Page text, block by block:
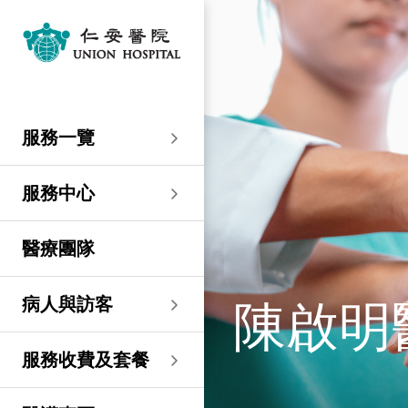
服務一覽
服務一覽
急症及門診
專科服務
專科服務
婦產科／生殖醫學
婦產科／生殖醫學
婦產科
生殖醫學科
外科
外科
乳房健康
泌尿外科
心胸肺外科
神經外科 (腦及脊椎)
整形外科
骨科
內科
內科
腸胃肝臟科
呼吸系統科
內分泌及糖尿科
風濕病科
腎科
腫瘤科
兒科
小兒外科及小兒泌尿科
過敏專科服務
其他醫療服務
其他醫療服務
健康檢查
疫苗注射
物理治療
營養諮詢
言語治療
服務中心
服務中心
大圍仁安醫院
仁安微創中心
兒科/嬰兒健康中心
乳房保健及治療中心
仁安保健中心
仁安內視鏡及日間手
術中心
尖沙咀 H Zentre
尖沙咀 H Zentre
仁安腫瘤中心
仁安醫療造影體檢中
心
尖沙咀美麗華廣場
尖沙咀美麗華廣場
仁安植髮中心
仁安醫院分科診所 (尖
沙咀)
仁安醫院分科診所 (尖
仁安醫院分科診所 (尖
沙咀) 內視鏡及日間治
療中心
分科診所
分科診所
沙咀)
仁安醫院分科診所 (將
軍澳)
仁安醫院分科診所
仁安醫院分科診所
(馬鞍山)
仁安醫院分科診所
(荃灣)
醫療團隊
病人與訪客
病人與訪客
入院準備
留院指南
部門服務時間
惡劣天氣安排
位置及交通 (泊車及院巴)
病人權益
病人權益
病人與家庭委員會
意見回饋
健康資訊
健康資訊
小冊子
服務收費及套餐
服務收費及套餐
醫療券計劃
醫護專區
預算費用
預算費用
度的先導計劃
住院及手術費用預計表
服務費用預算
休假通知只適用於V-
CODE醫生
護士訓練學校
護士網上培訓系統
(CNE)
關於仁安
仁安概覽
紀念日誌
醫學研究
認證及獎項
臨床績效指標
仁心仁術慈善計劃
資訊中心
資訊中心
新聞稿
專欄文章
小冊子
影片
感染控制
職位空缺
聯絡我們
聯絡我們
位置及交通 (泊車及院巴)
意見回饋
其他查詢
陳啟明